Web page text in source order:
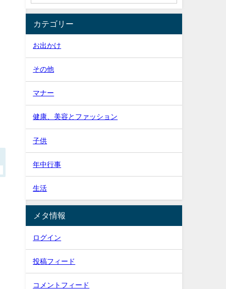
カテゴリー
お出かけ
その他
マナー
健康、美容とファッション
子供
年中行事
生活
メタ情報
ログイン
投稿フィード
コメントフィード